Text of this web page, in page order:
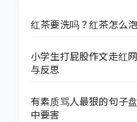
红茶要洗吗？红茶怎么
小学生打屁股作文走红
与反思
有素质骂人最狠的句子
中要害